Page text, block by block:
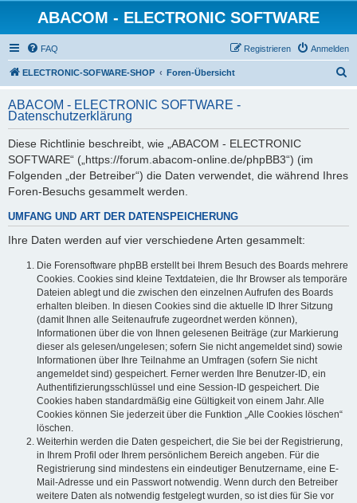
ABACOM - ELECTRONIC SOFTWARE
FAQ Anmelden
Registrieren
ELECTRONIC-SOFWARE-SHOP Foren-Übersicht
h
ABACOM - ELECTRONIC SOFTWARE -
Datenschutzerklärung
Diese Richtlinie beschreibt, wie „ABACOM - ELECTRONIC
SOFTWARE“ („https://forum.abacom-online.de/phpBB3“) (im
Folgenden „der Betreiber“) die Daten verwendet, die während Ihres
Foren-Besuchs gesammelt werden.
UMFANG UND ART DER DATENSPEICHERUNG
Ihre Daten werden auf vier verschiedene Arten gesammelt:
Die Forensoftware phpBB erstellt bei Ihrem Besuch des Boards mehrere
Cookies. Cookies sind kleine Textdateien, die Ihr Browser als temporäre
Dateien ablegt und die zwischen den einzelnen Aufrufen des Boards
erhalten bleiben. In diesen Cookies sind die aktuelle ID Ihrer Sitzung
(damit Ihnen alle Seitenaufrufe zugeordnet werden können),
Informationen über die von Ihnen gelesenen Beiträge (zur Markierung
dieser als gelesen/ungelesen; sofern Sie nicht angemeldet sind) sowie
Informationen über Ihre Teilnahme an Umfragen (sofern Sie nicht
angemeldet sind) gespeichert. Ferner werden Ihre Benutzer-ID, ein
Authentifizierungsschlüssel und eine Session-ID gespeichert. Die
Cookies haben standardmäßig eine Gültigkeit von einem Jahr. Alle
Cookies können Sie jederzeit über die Funktion „Alle Cookies löschen“
löschen.
Weiterhin werden die Daten gespeichert, die Sie bei der Registrierung,
in Ihrem Profil oder Ihrem persönlichem Bereich angeben. Für die
Registrierung sind mindestens ein eindeutiger Benutzername, eine E-
Mail-Adresse und ein Passwort notwendig. Wenn durch den Betreiber
weitere Daten als notwendig festgelegt wurden, so ist dies für Sie vor